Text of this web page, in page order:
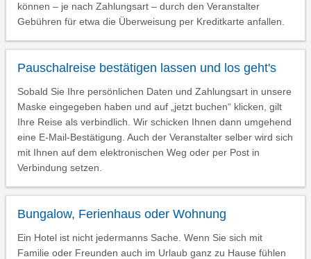
können – je nach Zahlungsart – durch den Veranstalter
Gebühren für etwa die Überweisung per Kreditkarte anfallen.
Pauschalreise bestätigen lassen und los geht's
Sobald Sie Ihre persönlichen Daten und Zahlungsart in unsere
Maske eingegeben haben und auf „jetzt buchen“ klicken, gilt
Ihre Reise als verbindlich. Wir schicken Ihnen dann umgehend
eine E-Mail-Bestätigung. Auch der Veranstalter selber wird sich
mit Ihnen auf dem elektronischen Weg oder per Post in
Verbindung setzen.
Bungalow, Ferienhaus oder Wohnung
Ein Hotel ist nicht jedermanns Sache. Wenn Sie sich mit
Familie oder Freunden auch im Urlaub ganz zu Hause fühlen